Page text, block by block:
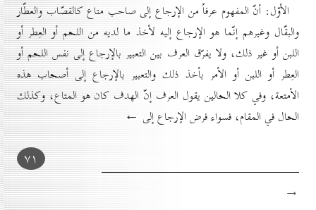
الأوّل: أنّ المفهوم عرفاً من الإرجاع إلى صاحب متاع كالقصّاب والعطّار
والبقّال وغيرهم إنّما هو الإرجاع إليه لأخذ ما لديه من اللحم أو العِطر أو
اللبن أو غير ذلك، ولا يفرّق العرف بين التعبير بالإرجاع إلى نفس اللحم أو
العِطر أو اللبن أو الأمر بأخذ ذلك والتعبير بالإرجاع إلى أصحاب هذه
الأمتعة، وفي كلا الحالين يقول العرف إنّ الهدف كان هو المتاع، وكذلك
الحال في المقام، فسواء فرض الإرجاع إلى ←
۷۱
→